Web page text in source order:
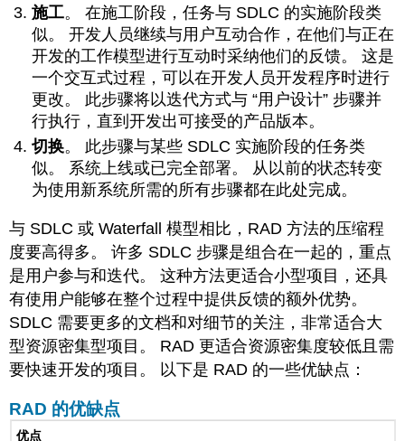
施工。 在施工阶段，任务与 SDLC 的实施阶段类
似。 开发人员继续与用户互动合作，在他们与正在
开发的工作模型进行互动时采纳他们的反馈。 这是
一个交互式过程，可以在开发人员开发程序时进行
更改。 此步骤将以迭代方式与 “用户设计” 步骤并
行执行，直到开发出可接受的产品版本。
切换。 此步骤与某些 SDLC 实施阶段的任务类
似。 系统上线或已完全部署。 从以前的状态转变
为使用新系统所需的所有步骤都在此处完成。
与 SDLC 或 Waterfall 模型相比，RAD 方法的压缩程
度要高得多。 许多 SDLC 步骤是组合在一起的，重点
是用户参与和迭代。 这种方法更适合小型项目，还具
有使用户能够在整个过程中提供反馈的额外优势。
SDLC 需要更多的文档和对细节的关注，非常适合大
型资源密集型项目。 RAD 更适合资源密集度较低且需
要快速开发的项目。 以下是 RAD 的一些优缺点：
RAD 的优缺点
优点